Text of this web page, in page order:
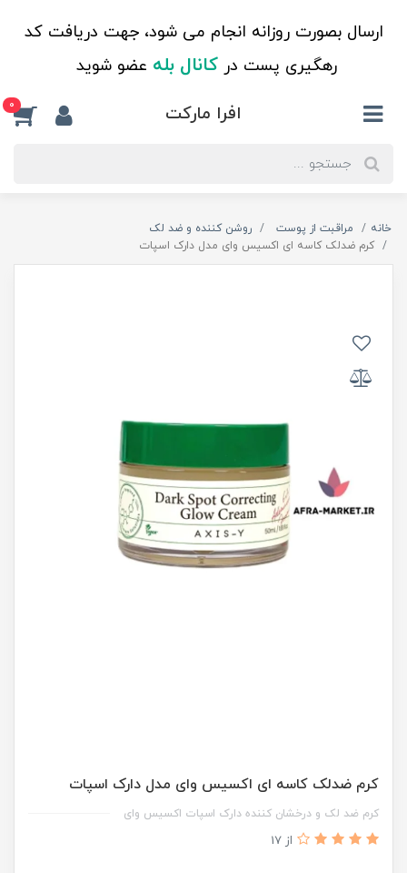
ارسال بصورت روزانه انجام می شود، جهت دریافت کد
رهگیری پست درکانال بله عضو شوید
افرا مارکت 0
خانه مراقبت از پوست
روشن کننده و ضد لک
کرم ضدلک کاسه ای اکسیس وای مدل دارک اسپات
کرم ضدلک کاسه ای اکسیس وای مدل دارک اسپات
کرم ضد لک و درخشان کننده دارک اسپات اکسیس وای
از 17